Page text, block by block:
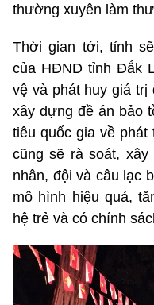
thường xuyên làm
Thời gian tới, tỉnh
của HĐND tỉnh Đắk
vệ và phát huy giá trị
xây dựng đề án bảo
tiêu quốc gia về phát
cũng sẽ rà soát,
nhân, đội và câu lạc
mô hình hiệu quả,
hệ trẻ và có chính